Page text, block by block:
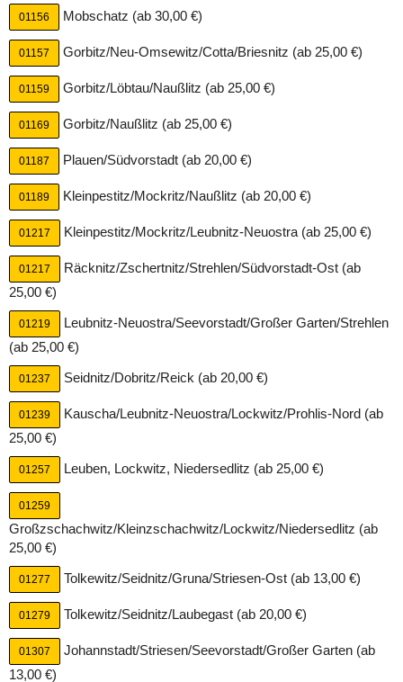
01156 Mobschatz (ab 30,00 €)
01157 Gorbitz/Neu-Omsewitz/Cotta/Briesnitz (ab 25,00 €)
01159 Gorbitz/Löbtau/Naußlitz (ab 25,00 €)
01169 Gorbitz/Naußlitz (ab 25,00 €)
01187 Plauen/Südvorstadt (ab 20,00 €)
01189 Kleinpestitz/Mockritz/Naußlitz (ab 20,00 €)
01217 Kleinpestitz/Mockritz/Leubnitz-Neuostra (ab 25,00 €)
01217
Räcknitz/Zschertnitz/Strehlen/Südvorstadt-Ost (ab
25,00 €)
01219
Leubnitz-Neuostra/Seevorstadt/Großer Garten/Strehlen
(ab 25,00 €)
01237 Seidnitz/Dobritz/Reick (ab 20,00 €)
01239
Kauscha/Leubnitz-Neuostra/Lockwitz/Prohlis-Nord (ab
25,00 €)
01257 Leuben, Lockwitz, Niedersedlitz (ab 25,00 €)
01259
Großzschachwitz/Kleinzschachwitz/Lockwitz/Niedersedlitz (ab
25,00 €)
01277 Tolkewitz/Seidnitz/Gruna/Striesen-Ost (ab 13,00 €)
01279 Tolkewitz/Seidnitz/Laubegast (ab 20,00 €)
01307
Johannstadt/Striesen/Seevorstadt/Großer Garten (ab
13,00 €)
Chesterfield Blau - Big Pack kannst du bei
Bierbutler in Dresden zu folgenden Zeiten
bestellen:
Mo, Di, Mi, Do, Fr, Sa, So, Feiertags: 23:00 - 04:00 Uhr
Bierbutler liefert dir Chesterfield Blau - Big
Pack nach:
ab 13,00 €:
Dresdner Heide, Friedrichstadt, Hellerberge/Leipziger
Vorstadt/Mickten, Innere Altstadt,
Johannstadt/Striesen/Seevorstadt/Großer Garten,
Kaditz/Mickten/Pieschen/Trachau,
Pieschen/Trachenberge, Seevorstadt, Striesen/Blasewitz,
Südvorstadt, Tolkewitz/Seidnitz/Gruna/Striesen-Ost, Wilsdruffer
Vorstadt
ab 20,00 €:
Kleinpestitz/Mockritz/Naußlitz, Plauen/Südvorstadt,
Räcknitz/Zschertnitz, Seidnitz/Dobritz/Reick,
ab 25,00 €:
Bühlau/Weißer Hirsch/Loschwitz/Wachwitz/Dresdener Heide,
Gorbitz/Löbtau/Naußlitz, Gorbitz/Naußlitz, Gorbitz/Neu-
Omsewitz/Cotta/Briesnitz,
Kauscha/Leubnitz-Neuostra/Lockwitz/Prohlis-Nord,
Kleinpestitz/Mockritz/Leubnitz-Neuostra, Leuben, Leubnitz-
Neuostra/Seevorstadt/Großer Garten/Strehlen, Lockwitz,
Niedersedlitz, Räcknitz/Zschertnitz/Strehlen/Südvorstadt-Ost
ab 30,00 €: